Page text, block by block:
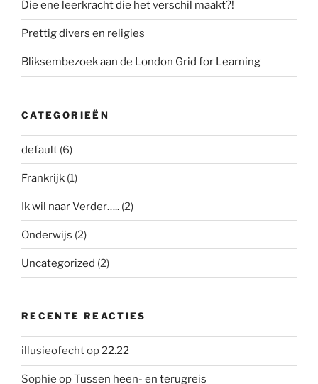
Die ene leerkracht die het verschil maakt?!
Prettig divers en religies
Bliksembezoek aan de London Grid for Learning
CATEGORIEËN
default (6)
Frankrijk (1)
Ik wil naar Verder….. (2)
Onderwijs (2)
Uncategorized (2)
RECENTE REACTIES
illusieofechtop22.22
Sophie opTussen heen- en terugreis